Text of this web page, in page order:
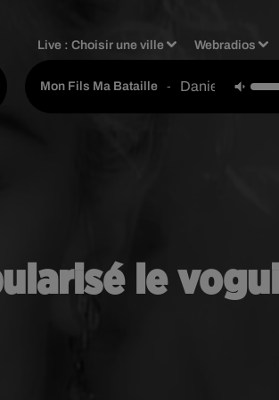
Live :Choisir une ville Webradios
Mon Fils Ma Bataille - Daniel
le